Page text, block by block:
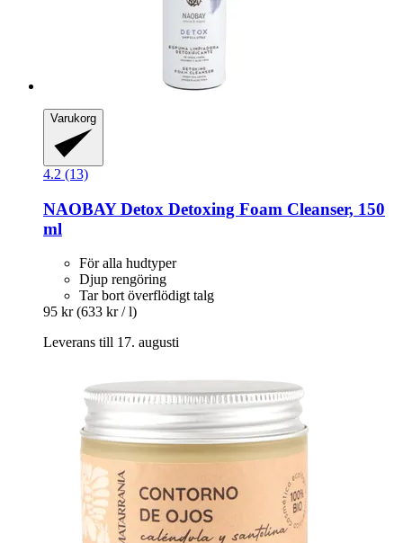
Varukorg
4.2 (13)
NAOBAYDetox Detoxing Foam Cleanser, 150
ml
För alla hudtyper
Djup rengöring
Tar bort överflödigt talg
95 kr (633 kr / l)
Leverans till 17. augusti